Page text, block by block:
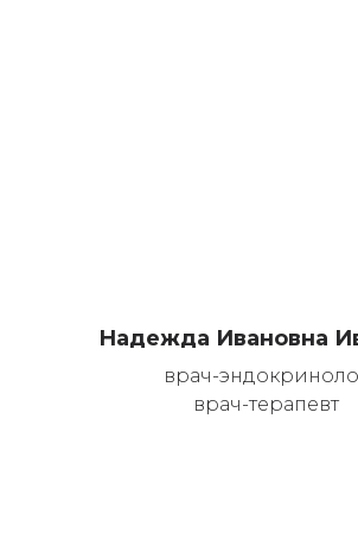
Надежда Ивановна
врач-
врач-терапевт